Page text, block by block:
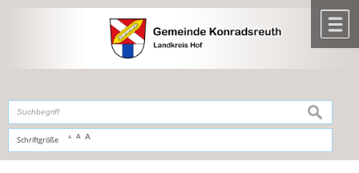
,zur Navigationoderzur Startseitespringen.
Schriftgröße A A A
suchen